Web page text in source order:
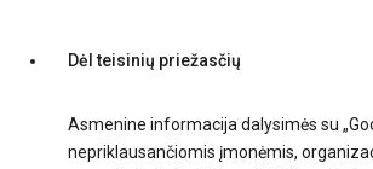
Dėl teisinių priežasčių
Asmenine informacija dalysimės su
nepriklausančiomis įmonėmis,